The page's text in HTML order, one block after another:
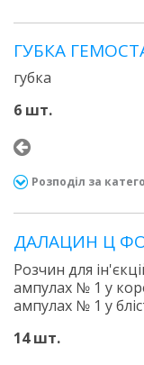
ГУБКА
губка
6 шт.
Розподіл за
ДАЛАЦИН Ц
Розчин для
ампулах № 1 у
ампулах № 1 у
14 шт.